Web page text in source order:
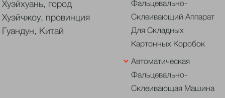
Хуэйхуань, город
Хуэйчжоу, провинция
Гуандун, Китай
Фальцевально-
Склеивающий Аппарат
Для Складных
Картонных Коробок
Автоматическая
Фальцевально-
Склеивающая Машина